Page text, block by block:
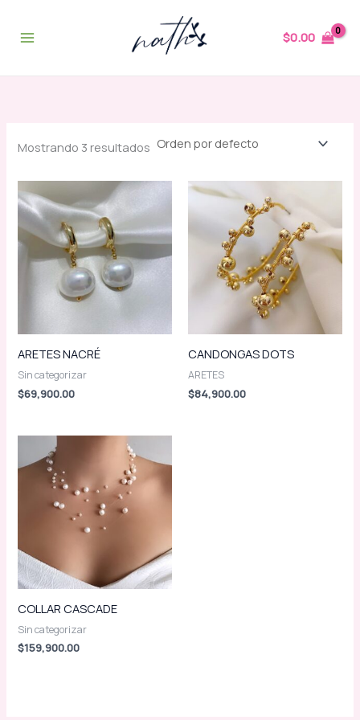
contenido
$0.00
Mostrando 3 resultados
ARETES NACRÉ
Sin categorizar
$69,900.00
CANDONGAS DOTS
ARETES
$84,900.00
COLLAR CASCADE
Sin categorizar
$159,900.00